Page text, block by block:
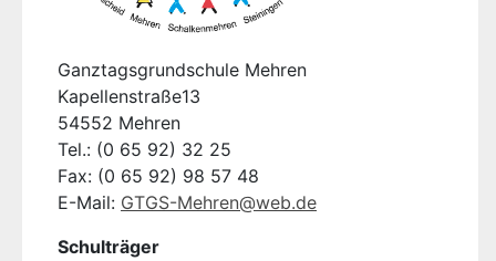
Ganztagsgrundschule Mehren
Kapellenstraße13
54552 Mehren
Tel.: (0 65 92) 32 25
Fax: (0 65 92) 98 57 48
E-Mail: GTGS-Mehren@web.de
Schulträger